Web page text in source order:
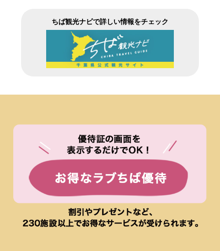
ちば観光ナビで詳しい情報をチェック